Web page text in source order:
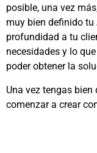
posible, una vez
muy bien definido tu
profundidad a tu
necesidades y lo
poder obtener la
Una vez tengas
comenzar a crear